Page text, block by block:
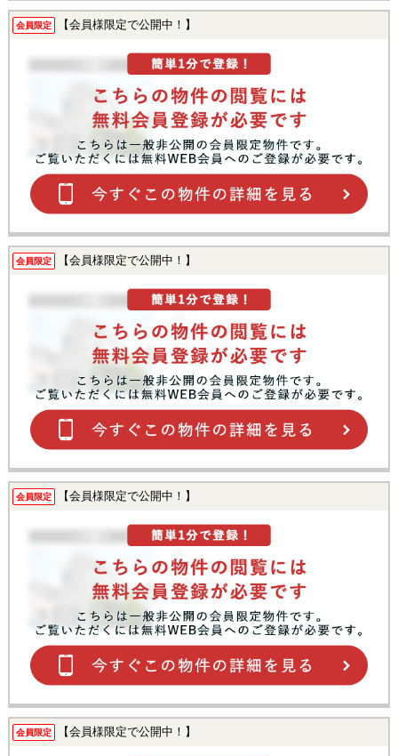
会員限定 【会員様限定で公開中！】
会員限定 【会員様限定で公開中！】
会員限定 【会員様限定で公開中！】
会員限定 【会員様限定で公開中！】